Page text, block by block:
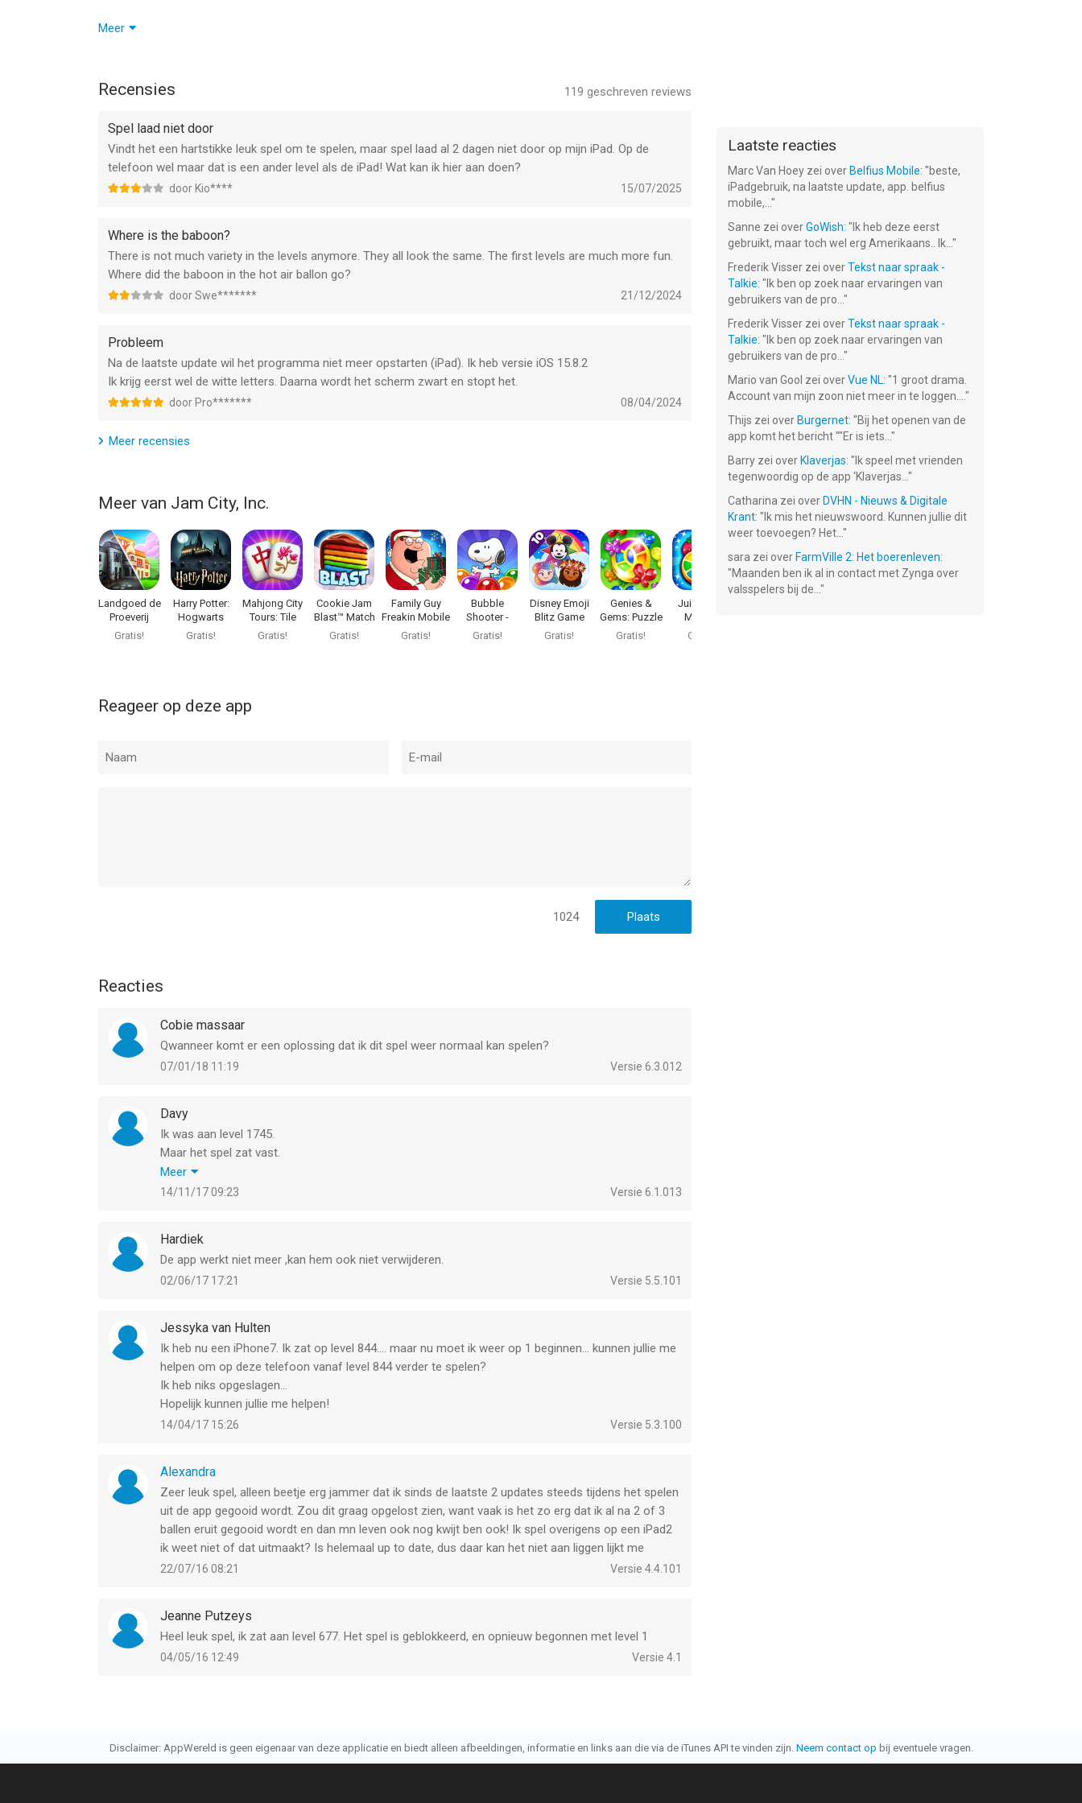
Informatie voor Bubble Shooter - Panda Pop!is het laatst vergeleken op 8 Aug om 07:43.
• All new Panda World Lands to explore!
Meer
119 geschreven reviews
Recensies
Spel laad niet door
Vindt het een hartstikke leuk spel om te spelen, maar spel laad al 2 dagen niet door op mijn iPad. Op de
telefoon wel maar dat is een ander level als de iPad! Wat kan ik hier aan doen?
door Kio**** 15/07/2025
Where is the baboon?
There is not much variety in the levels anymore. They all look the same. The first levels are much more fun.
Where did the baboon in the hot air ballon go?
door Swe******* 21/12/2024
Probleem
Na de laatste update wil het programma niet meer opstarten (iPad). Ik heb versie iOS 15.8.2
Ik krijg eerst wel de witte letters. Daarna wordt het scherm zwart en stopt het.
door Pro******* 08/04/2024
Meer recensies
Meer van Jam City, Inc.
Landgoed de
Proeverij
Gratis!
Harry Potter:
Hogwarts
Mystery
Gratis!
Mahjong City
Tours: Tile
Match
Gratis!
Cookie Jam
Blast™ Match
3 Game
Gratis!
Family Guy
Freakin Mobile
Game
Gratis!
Bubble
Shooter -
Snoopy POP!
Gratis!
Disney Emoji
Blitz Game
Gratis!
Genies &
Gems: Puzzle
& Quests
Gratis!
Juice Jam!
Match 3
Puzzle Game
Gratis!
Reageer op deze app
1024
Reacties
Cobie massaar
Qwanneer komt er een oplossing dat ik dit spel weer normaal kan spelen?
Versie 6.3.012
07/01/18 11:19
Davy
Ik was aan level 1745.
Maar het spel zat vast.
Ik heb de app op mijn i phone verwijderd en terug gezet.
Nu is alles weg. En moet ik level 1 starten.
Meer
Versie 6.1.013
14/11/17 09:23
Hardiek
De app werkt niet meer ,kan hem ook niet verwijderen.
Versie 5.5.101
02/06/17 17:21
Jessyka van Hulten
Ik heb nu een iPhone7. Ik zat op level 844.... maar nu moet ik weer op 1 beginnen... kunnen jullie me
helpen om op deze telefoon vanaf level 844 verder te spelen?
Ik heb niks opgeslagen...
Hopelijk kunnen jullie me helpen!
Versie 5.3.100
14/04/17 15:26
Alexandra
Zeer leuk spel, alleen beetje erg jammer dat ik sinds de laatste 2 updates steeds tijdens het spelen
uit de app gegooid wordt. Zou dit graag opgelost zien, want vaak is het zo erg dat ik al na 2 of 3
ballen eruit gegooid wordt en dan mn leven ook nog kwijt ben ook! Ik spel overigens op een iPad2
ik weet niet of dat uitmaakt? Is helemaal up to date, dus daar kan het niet aan liggen lijkt me
Versie 4.4.101
22/07/16 08:21
Jeanne Putzeys
Heel leuk spel, ik zat aan level 677. Het spel is geblokkeerd, en opnieuw begonnen met level 1
Versie 4.1
04/05/16 12:49
Laatste reacties
Marc Van Hoey zei over Belfius Mobile: "beste,
iPadgebruik, na laatste update, app. belfius
mobile,... "
Sanne zei overGoWish: " Ik heb deze eerst
gebruikt, maar toch wel erg Amerikaans.. Ik... "
Frederik Visser zei overTekst naar spraak -
Talkie: " Ik ben op zoek naar ervaringen van
gebruikers van de pro... "
Frederik Visser zei overTekst naar spraak -
Talkie: " Ik ben op zoek naar ervaringen van
gebruikers van de pro... "
Mario van Gool zei overVue NL: "1 groot drama.
Account van mijn zoon niet meer in te loggen.... "
Thijs zei over Burgernet: "Bij het openen van de
app komt het bericht ""Er is iets... "
Barry zei over Klaverjas: " Ik speel met vrienden
tegenwoordig op de app ‘Klaverjas... "
Catharina zei over DVHN - Nieuws & Digitale
Krant: " Ik mis het nieuwswoord. Kunnen jullie dit
weer toevoegen? Het... "
sara zei over FarmVille 2: Het boerenleven:
"Maanden ben ik al in contact met Zynga over
valsspelers bij de... "
Disclaimer: AppWereld is geen eigenaar van deze applicatie en biedt alleen afbeeldingen, informatie en links aan die via de iTunes API te vinden zijn. Neem contact op bij eventuele vragen.